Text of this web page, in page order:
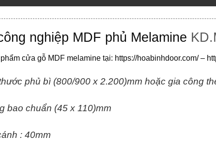
nghiệp MDF phủ Melamine
cửa gỗ MDF melaminetại: https://hoabinhdoor.com/–
phủ bì (800/900 x 2.200)mm hoặc gia công
bao chuẩn (45 x 110)mm
: 40mm